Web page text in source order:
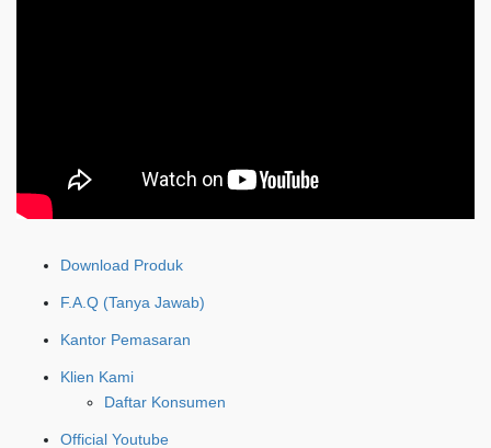
Download Produk
F.A.Q (Tanya Jawab)
Kantor Pemasaran
Klien Kami
Daftar Konsumen
Official Youtube